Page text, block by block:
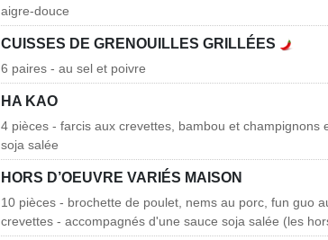
aigre-douce
CUISSES DE GRENOUILLES GRILLÉES
6 paires - au sel et poivre
HA KAO
4 pièces - farcis aux crevettes, bambou et
soja salée
HORS D’OEUVRE VARIÉS MAISON
10 pièces - brochette de poulet, nems au porc, fun guo
crevettes - accompagnés d'une sauce soja salée (les